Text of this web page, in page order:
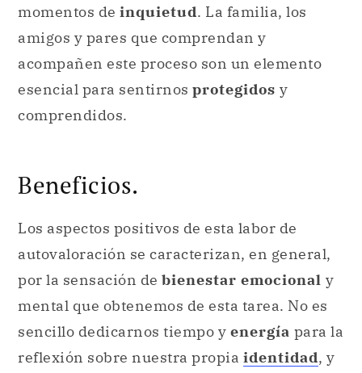
momentos de inquietud. La familia, los
amigos y pares que comprendan y
acompañen este proceso son un elemento
esencial para sentirnos protegidos y
comprendidos.
Beneficios.
Los aspectos positivos de esta labor de
autovaloración se caracterizan, en general,
por la sensación de bienestar emocional y
mental que obtenemos de esta tarea. No es
sencillo dedicarnos tiempo y energía para la
reflexión sobre nuestra propia identidad, y